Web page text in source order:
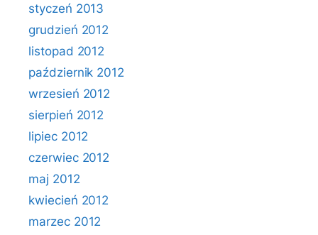
styczeń 2013
grudzień 2012
listopad 2012
październik 2012
wrzesień 2012
sierpień 2012
lipiec 2012
czerwiec 2012
maj 2012
kwiecień 2012
marzec 2012